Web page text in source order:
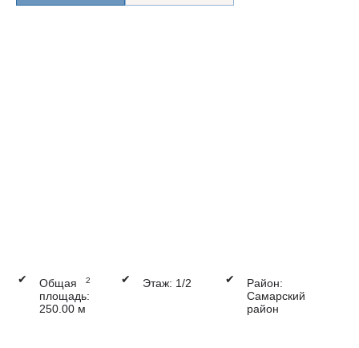
✔
Общая
площадь:
250.00 м
2 ✔ Этаж: 1/2 ✔
Район:
Самарский
район